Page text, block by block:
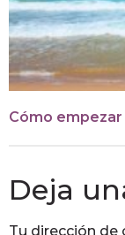
Cómo
Deja
Tu dirección de